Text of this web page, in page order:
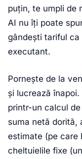
puțin, te umpli de
AI nu îți poate
gândești tariful ca
executant.
Pornește de la
și lucrează
printr-un calcul
suma netă dorită,
estimate (pe care
cheltuielile fixe